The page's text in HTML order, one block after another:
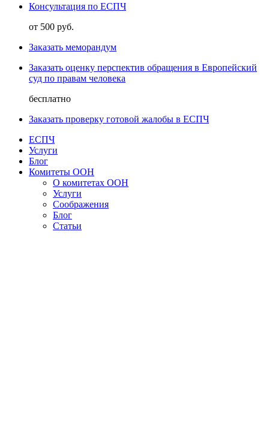
Консультация по ЕСПЧ
от 500 руб.
Заказать меморандум
Заказать оценку перспектив обращения в Европейский
суд по правам человека
бесплатно
Заказать проверку готовой жалобы в ЕСПЧ
ЕСПЧ
Услуги
Блог
Комитеты ООН
О комитетах ООН
Услуги
Соображения
Блог
Статьи